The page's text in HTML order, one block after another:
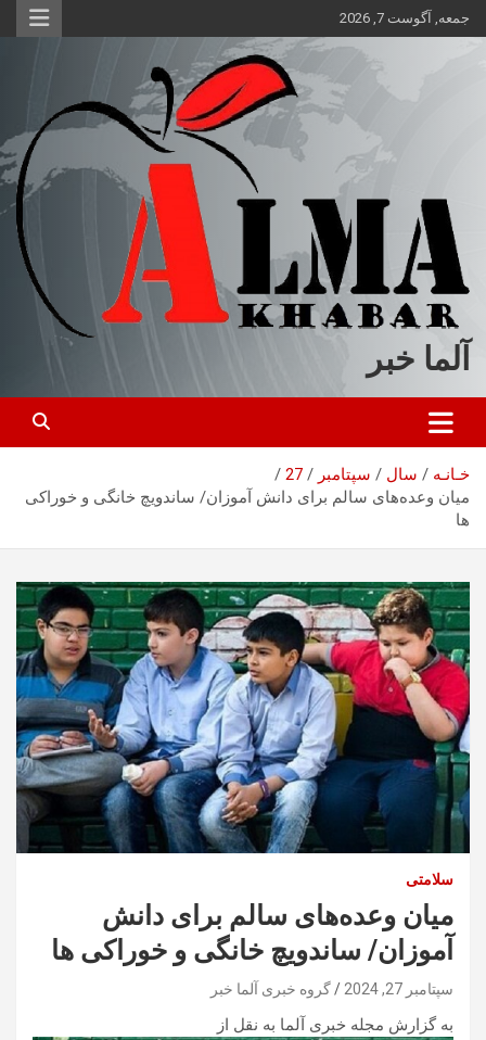
محتوا
جمعه, آگوست 7, 2026
آلما خبر
خـانـه سال سپتامبر
27
میان وعده‌های سالم برای دانش آموزان/ ساندویچ خانگی و خوراکی
ها
سلامتی
میان وعده‌های سالم برای دانش
آموزان/ ساندویچ خانگی و خوراکی ها
سپتامبر 27, 2024 گروه خبری آلما خبر
به گزارش مجله خبری آلما به نقل از